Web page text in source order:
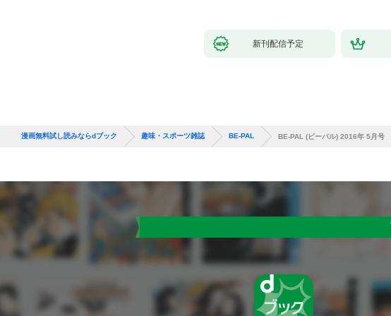
新刊配信予定
漫画無料試し読みならdブック 趣味・スポーツ雑誌 BE-PAL BE-PAL (ビーパル) 2016年 5月号